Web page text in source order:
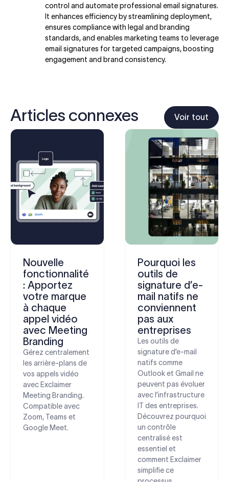
control and automate professional email signatures.
It enhances efficiency by streamlining deployment,
ensures compliance with legal and branding
standards, and enables marketing teams to leverage
email signatures for targeted campaigns, boosting
engagement and brand consistency.
Articles connexes Voir tout
Nouvelle
fonctionnalité
: Apportez
votre marque
à chaque
appel vidéo
avec Meeting
Branding
Gérez centralement
les arrière-plans de
vos appels vidéo
avec Exclaimer
Meeting Branding.
Compatible avec
Zoom, Teams et
Google Meet.
Pourquoi les
outils de
signature d’e-
mail natifs ne
conviennent
pas aux
entreprises
Les outils de
signature d’e-mail
natifs comme
Outlook et Gmail ne
peuvent pas évoluer
avec l’infrastructure
IT des entreprises.
Découvrez pourquoi
un contrôle
centralisé est
essentiel et
comment Exclaimer
simplifie ce